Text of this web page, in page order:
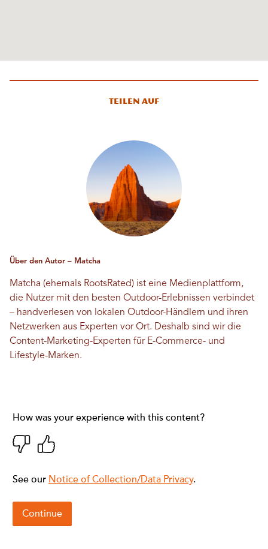
Teilen auf
Über den Autor – Matcha
Matcha (ehemals RootsRated) ist eine Medienplattform,
die Nutzer mit den besten Outdoor-Erlebnissen verbindet
– handverlesen von lokalen Outdoor-Händlern und ihren
Netzwerken aus Experten vor Ort. Deshalb sind wir die
Content-Marketing-Experten für E-Commerce- und
Lifestyle-Marken.